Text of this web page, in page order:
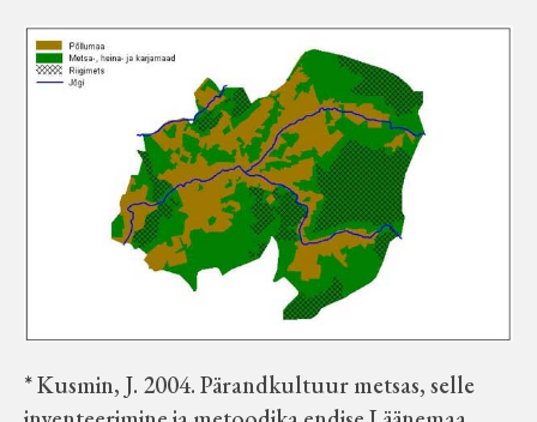
* Kusmin, J. 2004. Pärandkultuur metsas, selle